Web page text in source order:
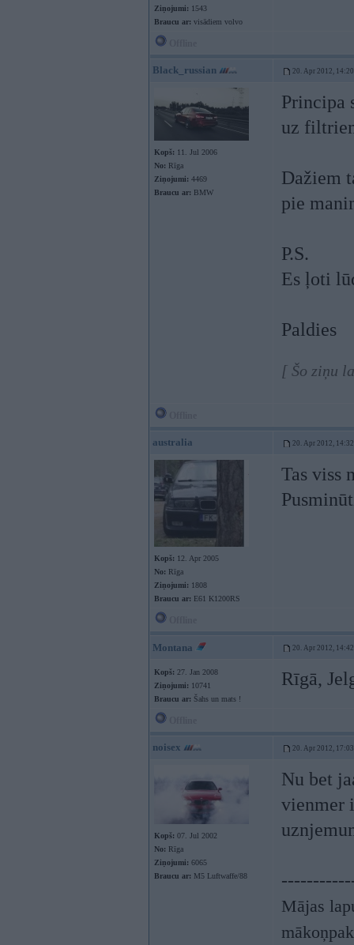
Ziņojumi: 1543
Braucu ar: visādiem volvo
Black_russian 20. Apr 2012, 14:20
Kopš: 11. Jul 2006
No: Rīga
Ziņojumi: 4469
Braucu ar: BMW
Principa
uz
Dažiem
pie
P.S.
Es ļoti
Paldies
[ Šo ziņu
australia 20. Apr 2012, 14:32
Kopš: 12. Apr 2005
No: Rīga
Ziņojumi: 1808
Braucu ar: E61 K1200RS
Tas viss
Montana 20. Apr 2012, 14:42
Kopš: 27. Jan 2008
Ziņojumi: 10741
Braucu ar: Šahs un mats !
Rīgā,
noisex 20. Apr 2012, 17:03
Kopš: 07. Jul 2002
No: Rīga
Ziņojumi: 6065
Braucu ar: M5 Luftwaffe/88
Nu bet
vienmer
Mājas